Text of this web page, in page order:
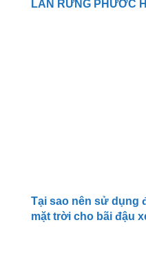
LAN RỪNG PHƯỚC
Tại sao nên sử dụng
mặt trời cho bãi đậu